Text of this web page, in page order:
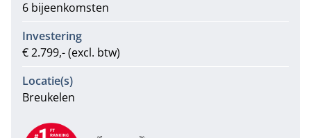
6 bijeenkomsten
Investering
€ 2.799,- (excl. btw)
Locatie(s)
Breukelen
Aanbevelingen